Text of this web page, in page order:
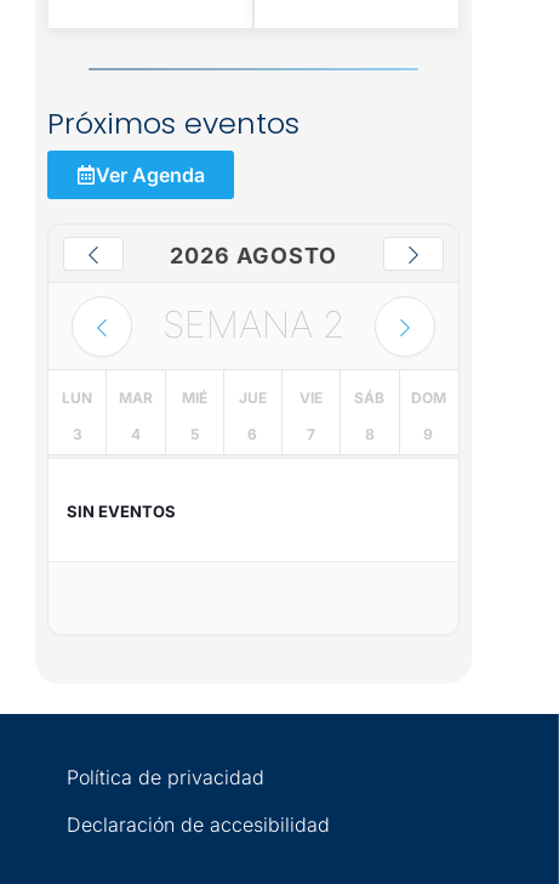
Próximos eventos
Ver Agenda
2026 AGOSTO
SEMANA 2
LUN
3
MAR
4
MIÉ
5
JUE
6
VIE
7
SÁB
8
DOM
9
SIN EVENTOS
Política de privacidad
Declaración de accesibilidad